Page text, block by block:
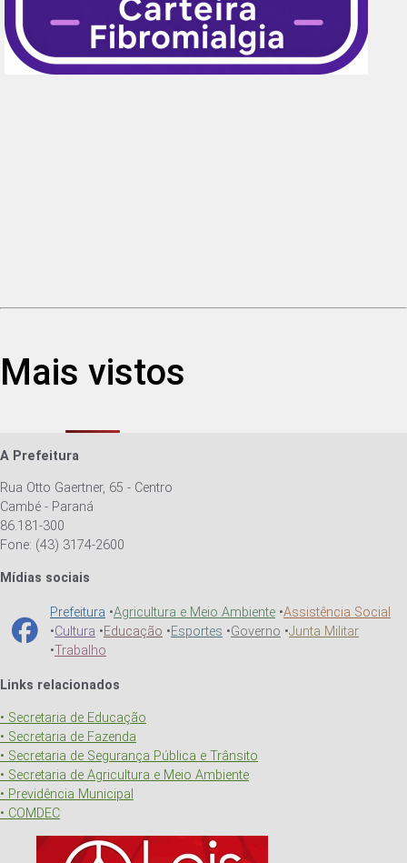
Mais vistos
A Prefeitura
Rua Otto Gaertner, 65 - Centro
Cambé - Paraná
86.181-300
Fone: (43) 3174-2600
Mídias sociais
Prefeitura •Agricultura e Meio Ambiente •Assistência Social
•Cultura •Educação •Esportes •Governo •Junta Militar
•Trabalho
Links relacionados
• Secretaria de Educação
• Secretaria de Fazenda
• Secretaria de Segurança Pública e Trânsito
• Secretaria de Agricultura e Meio Ambiente
• Previdência Municipal
• COMDEC